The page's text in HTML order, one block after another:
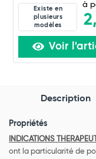
Existe en
plusieurs
modèles
à
Voir
Description
Propriétés
INDICATIONS
ont la particularité de